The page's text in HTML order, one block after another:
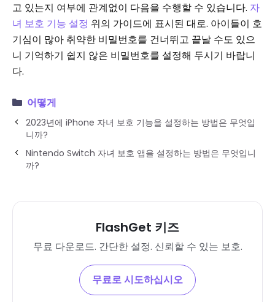
고 있는지 여부에 관계없이 다음을 수행할 수 있습니다. 자
녀 보호 기능 설정 위의 가이드에 표시된 대로. 아이들이 호
기심이 많아 취약한 비밀번호를 건너뛰고 끝날 수도 있으
니 기억하기 쉽지 않은 비밀번호를 설정해 두시기 바랍니
다.
어떻게
2023년에 iPhone 자녀 보호 기능을 설정하는 방법은 무엇입
니까?
Nintendo Switch 자녀 보호 앱을 설정하는 방법은 무엇입니
까?
FlashGet 키즈
무료 다운로드. 간단한 설정. 신뢰할 수 있는 보호.
무료로 시도하십시오